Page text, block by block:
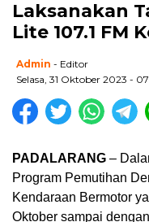
Laksanakan
Lite 107.1 FM
Admin - Editor
Selasa, 31 Oktober 2023 -
PADALARANG –
Program Pemutihan
Kendaraan Bermotor
Oktober sampai